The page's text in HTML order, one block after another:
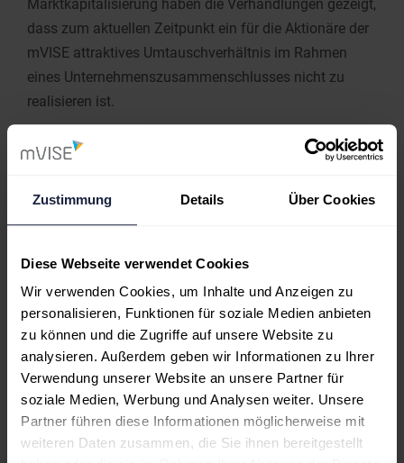
Zustimmung Details Über Cookies
Diese Webseite verwendet Cookies
Wir verwenden Cookies, um Inhalte und Anzeigen zu
personalisieren, Funktionen für soziale Medien anbieten
zu können und die Zugriffe auf unsere Website zu
analysieren. Außerdem geben wir Informationen zu Ihrer
Verwendung unserer Website an unsere Partner für
soziale Medien, Werbung und Analysen weiter. Unsere
Partner führen diese Informationen möglicherweise mit
weiteren Daten zusammen, die Sie ihnen bereitgestellt
Marktkapitalisierung haben die Verhandlungen gezeigt,
dass zum aktuellen Zeitpunkt ein für die Aktionäre der
mVISE attraktives Umtauschverhältnis im Rahmen
eines Unternehmenszusammenschlusses nicht zu
realisieren ist.
Daher haben Vorstand und Aufsichtsrat am heutigen
Tag, nach einer weiteren Verhandlung mit Vertretern
zunächst nicht weiter zu verfolgen.
weiterhin als sinnvoll an. Entsprechend werden wir
unser Ziel, die Beschleunigung des Wachstums der
mVISE AG durch Integration oder auch mit einer
wertstiftenden Akquisition nicht aus dem Auge
verlieren und weitere geeignete Akquisitionsziele
prüfen. Die positive Entwicklung unseres
Kerngeschäfts gibt uns den notwendigen zeitlichen
Spielraum, dies mit der gebotenen Sorgfalt zu